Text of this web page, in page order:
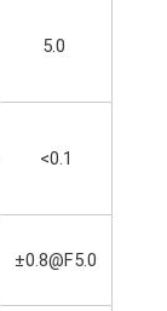
5.0
<0.1
±0.8@F5.0